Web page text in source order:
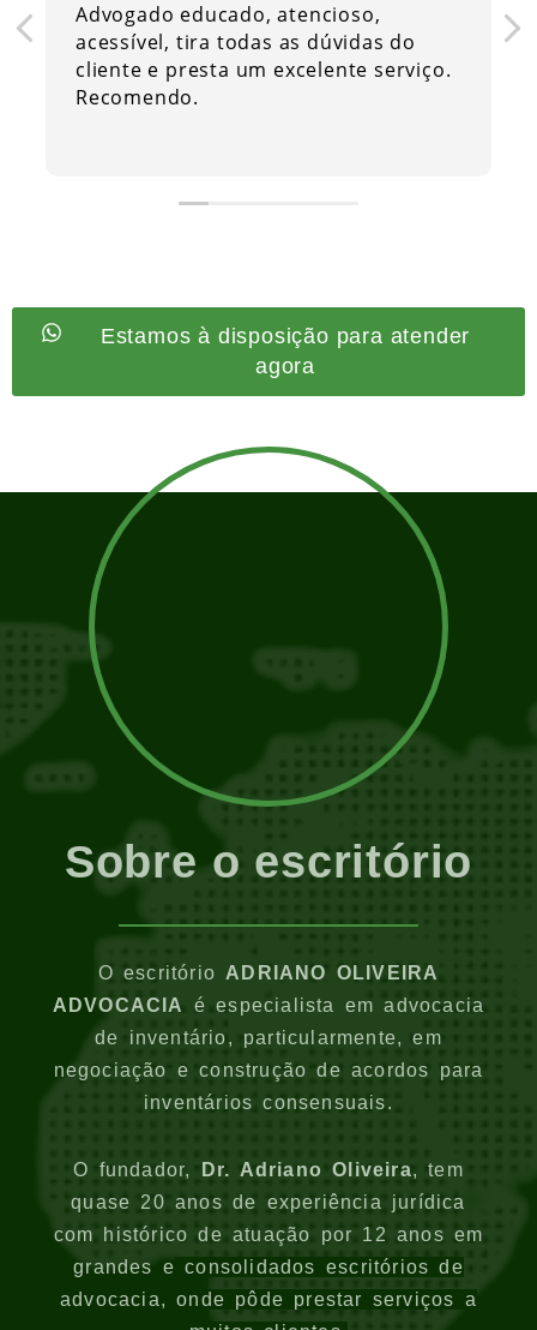
Advogado educado, atencioso,
acessível, tira todas as dúvidas do
cliente e presta um excelente serviço.
Recomendo.
Estamos à disposição para atender
agora
Sobre o escritório
O escritório ADRIANO OLIVEIRA
ADVOCACIA
é especialista em advocacia
de inventário, particularmente, em
negociação e construção de acordos para
inventários consensuais.
O fundador, Dr. Adriano Oliveira, tem
quase 20 anos de experiência jurídica
com histórico de atuação por 12 anos em
grandes e consolidados escritórios de
advocacia, onde pôde prestar serviços a